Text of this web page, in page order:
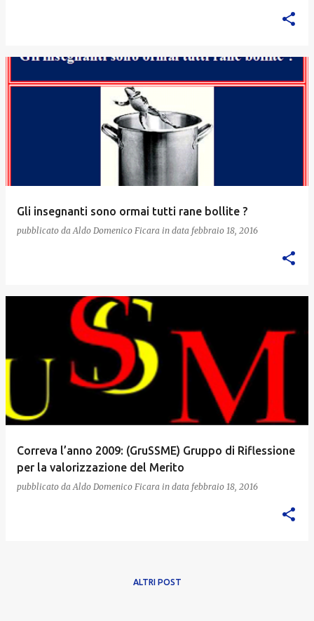
Gli insegnanti sono ormai tutti rane bollite ?
pubblicato da Aldo Domenico Ficara in data febbraio 18, 2016
Correva l’anno 2009: (GruSSME) Gruppo di Riflessione
per la valorizzazione del Merito
pubblicato da Aldo Domenico Ficara in data febbraio 18, 2016
ALTRI POST